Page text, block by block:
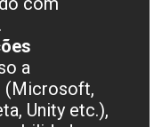
a
(Microsoft,
Unity etc.),